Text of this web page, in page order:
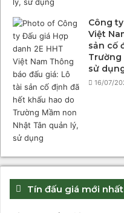
Công
Việt
sản cố
Trường
sử
16/07/
Tín đấu giá mới nhất